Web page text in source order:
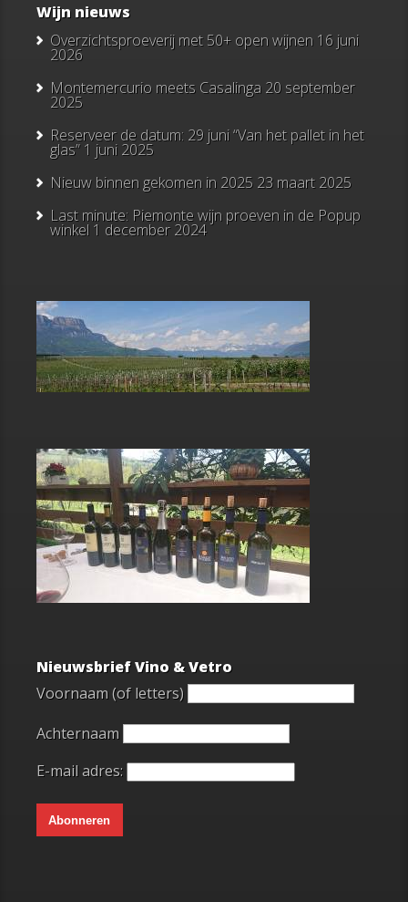
Wijn nieuws
Overzichtsproeverij met 50+ open wijnen 16 juni
2026
Montemercurio meets Casalinga 20 september
2025
Reserveer de datum: 29 juni “Van het pallet in het
glas” 1 juni 2025
Nieuw binnen gekomen in 2025 23 maart 2025
Last minute: Piemonte wijn proeven in de Popup
winkel 1 december 2024
Nieuwsbrief Vino & Vetro
Voornaam (of letters)
Achternaam
E-mail adres: